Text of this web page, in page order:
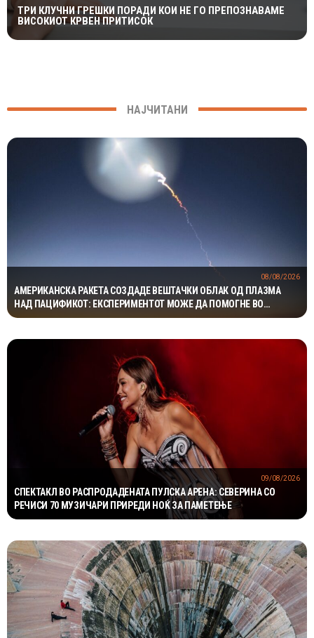
ТРИ КЛУЧНИ ГРЕШКИ ПОРАДИ КОИ НЕ ГО ПРЕПОЗНАВАМЕ
ВИСОКИОТ КРВЕН ПРИТИСОК
НАЈЧИТАНИ
АМЕРИКАНСКА РАКЕТА СОЗДАДЕ ВЕШТАЧКИ ОБЛАК ОД ПЛАЗМА
НАД ПАЦИФИКОТ: ЕКСПЕРИМЕНТОТ МОЖЕ ДА ПОМОГНЕ ВО
ЗАШТИТАТА НА САТЕЛИТИТЕ
08/08/2026
СПЕКТАКЛ ВО РАСПРОДАДЕНАТА ПУЛСКА АРЕНА: СЕВЕРИНА СО
РЕЧИСИ 70 МУЗИЧАРИ ПРИРЕДИ НОЌ ЗА ПАМЕТЕЊЕ
09/08/2026